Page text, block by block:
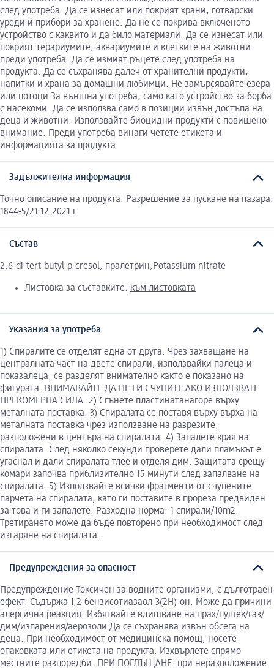
след употреба. Да се изнесат или покрият храни, готварски
уреди и прибори за хранене. Да не се покрива включеното
устройство с каквито и да било материали. Да се изнесат или
покрият терариумите, аквариумите и клетките на животни
преди употреба. Да се измият ръцете след употреба на
продукта. Да се съхранява далеч от хранителни продукти,
напитки и храна за домашни любимци. Не замърсявайте езера
или потоци За външна употреба, само като устройство за борба
с насекоми. Да се използва само в позиции извън достъпа на
деца и животни. Използвайте биоцидни продукти с повишено
внимание. Преди употреба винаги четете етикета и
информацията за продукта.
Задължителна информация
Точно описание на продукта: Разрешение за пускане на пазара:
1844-5/21.12.2021 г.
Състав
2,6-di-tert-butyl-p-cresol, пралетрин,Potassium nitrate
Листовка за съставките: към листовката
Указания за употреба
1) Спиралите се отделят една от друга. Чрез захващане на
централната част на двете спирали, използвайки палеца и
показалеца, се разделят внимателно както е показано на
фигурата. ВНИМАВАЙТЕ ДА НЕ ГИ СЧУПИТЕ АКО ИЗПОЛЗВАТЕ
ПРЕКОМЕРНА СИЛА. 2) Сгънете пластинатанагоре върху
металната поставка. 3) Спиралата се поставя върху върха на
металната поставка чрез използване на разрезите,
разположени в центъра на спиралата. 4) Запалете края на
спиралата. След няколко секунди проверете дали пламъкът е
угаснал и дали спиралата тлее и отделя дим. Защитата срещу
комари започва приблизително 15 минути след запалване на
спиралата. 5) Използвайте всички фрагменти от счупените
парчета на спиралата, като ги поставите в прореза предвиден
за това и ги запалете. Разходна норма: 1 спирали/10m2.
Третирането може да бъде повторено при необходимост след
изгаряне на спиралата.
Предупреждения за опасност
Предупреждение Токсичен за водните организми, с дълготраен
ефект. Съдържа 1,2-бензисотиазаол-3(2H)-он. Може да причини
алергична реакция. Избягвайте вдишване на прах/пушек/газ/
дим/изпарения/аерозоли Да се съхранява извън обсега на
деца. При необходимост от медицинска помощ, носете
опаковката или етикета на продукта. Изхвърлете спрямо
местните разпоредби. ПРИ ПОГЛЪЩАНЕ: при неразположение